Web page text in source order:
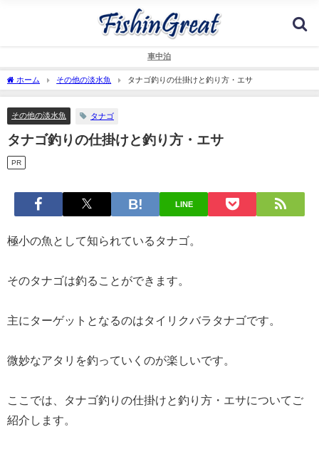
車中泊
ホーム その他の淡水魚 タナゴ釣りの仕掛けと釣り方・エサ
その他の淡水魚 タナゴ
タナゴ釣りの仕掛けと釣り方・エサ
PR
LINE
極小の魚として知られているタナゴ。
そのタナゴは釣ることができます。
主にターゲットとなるのはタイリクバラタナゴです。
微妙なアタリを釣っていくのが楽しいです。
ここでは、タナゴ釣りの仕掛けと釣り方・エサについてご
紹介します。